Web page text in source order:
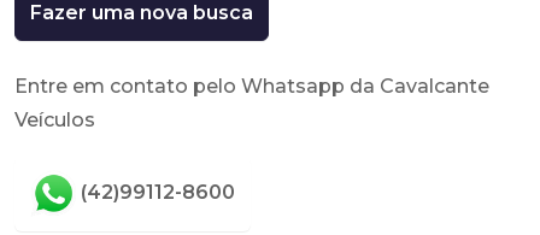
Fazer uma nova busca
Entre em contato pelo Whatsapp da Cavalcante
Veículos
(42)99112-8600